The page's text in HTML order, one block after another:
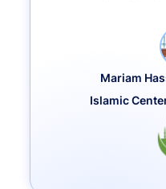
Mariam
Islamic